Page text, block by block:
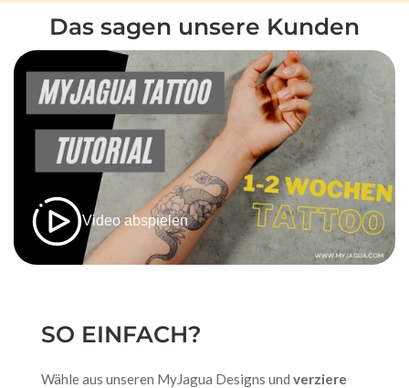
Das sagen unsere Kunden
Video abspielen
SO EINFACH?
Wähle aus unseren MyJagua Designs und verziere